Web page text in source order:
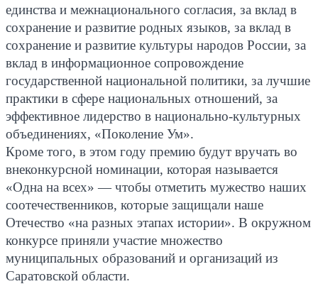
единства и межнационального согласия, за вклад в
сохранение и развитие родных языков, за вклад в
сохранение и развитие культуры народов России, за
вклад в информационное сопровождение
государственной национальной политики, за лучшие
практики в сфере национальных отношений, за
эффективное лидерство в национально-культурных
объединениях, «Поколение Ум».
Кроме того, в этом году премию будут вручать во
внеконкурсной номинации, которая называется
«Одна на всех» — чтобы отметить мужество наших
соотечественников, которые защищали наше
Отечество «на разных этапах истории». В окружном
конкурсе приняли участие множество
муниципальных образований и организаций из
Саратовской области.